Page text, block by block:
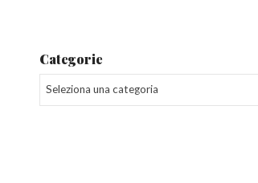
Categorie
Seleziona una categoria